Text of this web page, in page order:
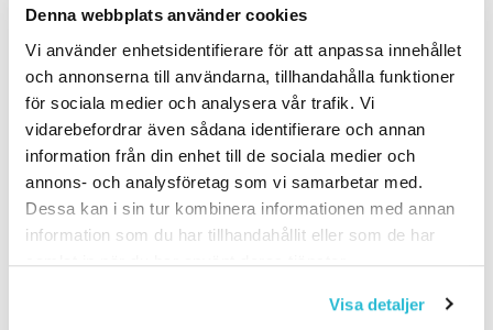
Denna webbplats använder cookies
Vi använder enhetsidentifierare för att anpassa innehållet
och annonserna till användarna, tillhandahålla funktioner
för sociala medier och analysera vår trafik. Vi
vidarebefordrar även sådana identifierare och annan
information från din enhet till de sociala medier och
annons- och analysföretag som vi samarbetar med.
Dessa kan i sin tur kombinera informationen med annan
information som du har tillhandahållit eller som de har
samlat in när du har använt deras tjänster.
Visa detaljer